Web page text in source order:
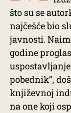
što su se
najčešće bio
javnosti.
godine
pobednik“,
književnoj
na one koji